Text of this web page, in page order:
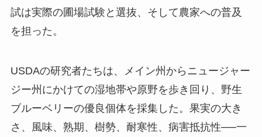
試は実際の圃場試験と選抜、そして農家への普及
を担った。
USDAの研究者たちは、メイン州からニュージャー
ジー州にかけての湿地帯や原野を歩き回り、野生
ブルーベリーの優良個体を採集した。果実の大き
さ、風味、熟期、樹勢、耐寒性、病害抵抗性──一